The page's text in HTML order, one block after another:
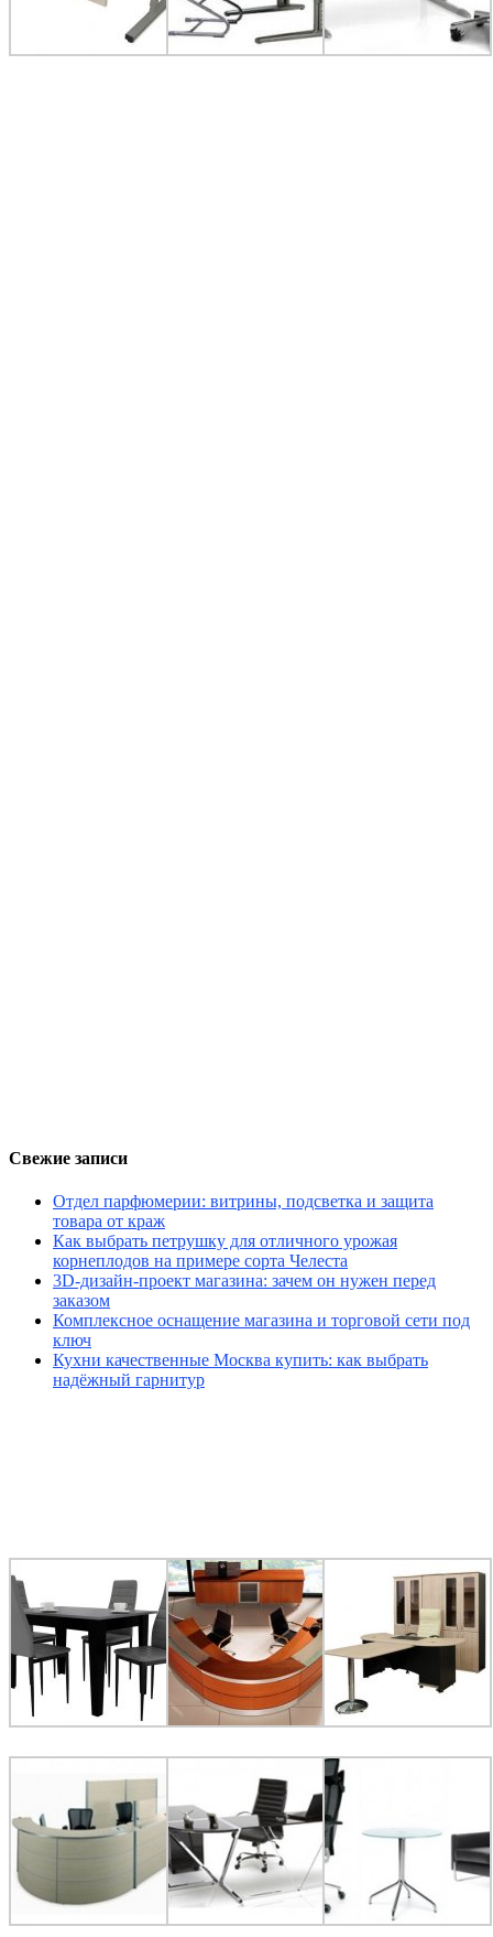
Свежие записи
Отдел парфюмерии: витрины, подсветка и защита
товара от краж
Как выбрать петрушку для отличного урожая
корнеплодов на примере сорта Челеста
3D-дизайн-проект магазина: зачем он нужен перед
заказом
Комплексное оснащение магазина и торговой сети под
ключ
Кухни качественные Москва купить: как выбрать
надёжный гарнитур